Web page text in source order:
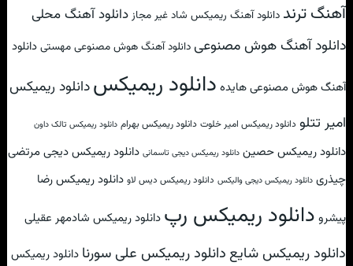
آهنگ ترند دانلود آهنگ ریمیکس شاد غیر مجاز دانلود آهنگ محلی
دانلود آهنگ هوش مصنوعیدانلود آهنگ هوش مصنوعی مهستیدانلود
آهنگ هوش مصنوعی هایده دانلود ریمیکسدانلود ریمیکس
امیر تتلو دانلود ریمیکس امیر خلوت دانلود ریمیکس بهرام دانلود ریمیکس تالک داون
دانلود ریمیکس حصین دانلود ریمیکس دیجی تاسمانی دانلود ریمیکس دیجی مرتضی
چیذری دانلود ریمیکس دیجی والیکس دانلود ریمیکس دیس لاو دانلود ریمیکس رضا
پیشرو دانلود ریمیکس رپ دانلود ریمیکس شادمهر عقیلی
دانلود ریمیکس شایع دانلود ریمیکس علی سورنا دانلود ریمیکس